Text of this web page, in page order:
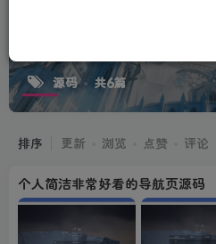
源码 共6篇
排序 更新 浏览 点赞 评论
个人简洁非常好看的导航页源码